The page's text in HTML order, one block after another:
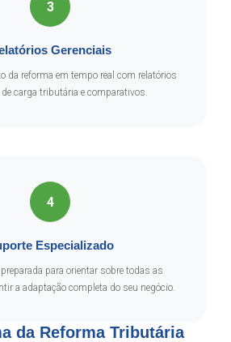
3
Gerenciais
da reforma em tempo real com relatórios
carga tributária e comparativos.
4
Especializado
para orientar sobre todas as
a adaptação completa do seu negócio.
da Reforma Tributária